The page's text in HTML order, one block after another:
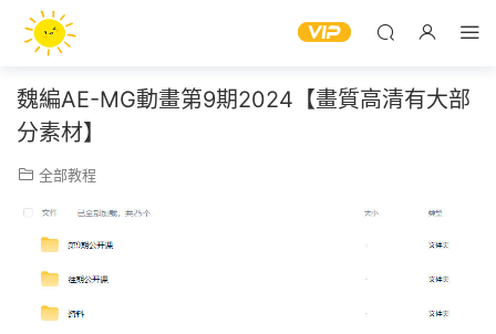
魏編AE-MG動畫第9期2024【畫質高清有大部
分素材】
全部教程